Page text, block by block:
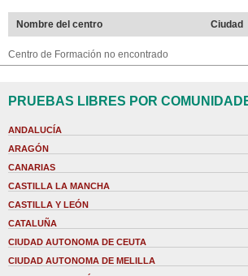
Nombre del centro Ciudad
Centro de Formación no encontrado
PRUEBAS LIBRES POR
ANDALUCÍA
ARAGÓN
CANARIAS
CASTILLA LA MANCHA
CASTILLA Y LEÓN
CATALUÑA
CIUDAD AUTONOMA DE CEUTA
CIUDAD AUTONOMA DE MELILLA